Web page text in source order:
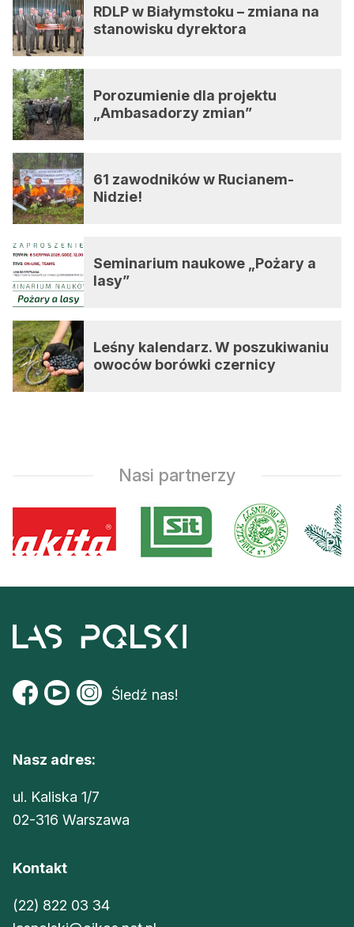
RDLP w Białymstoku – zmiana na
stanowisku dyrektora
Porozumienie dla projektu
„Ambasadorzy zmian”
61 zawodników w Rucianem-
Nidzie!
Seminarium naukowe „Pożary a
lasy”
Leśny kalendarz. W poszukiwaniu
owoców borówki czernicy
Nasi partnerzy
Śledź nas!
Nasz adres:
ul. Kaliska 1/7
02-316 Warszawa
Kontakt
(22) 822 03 34